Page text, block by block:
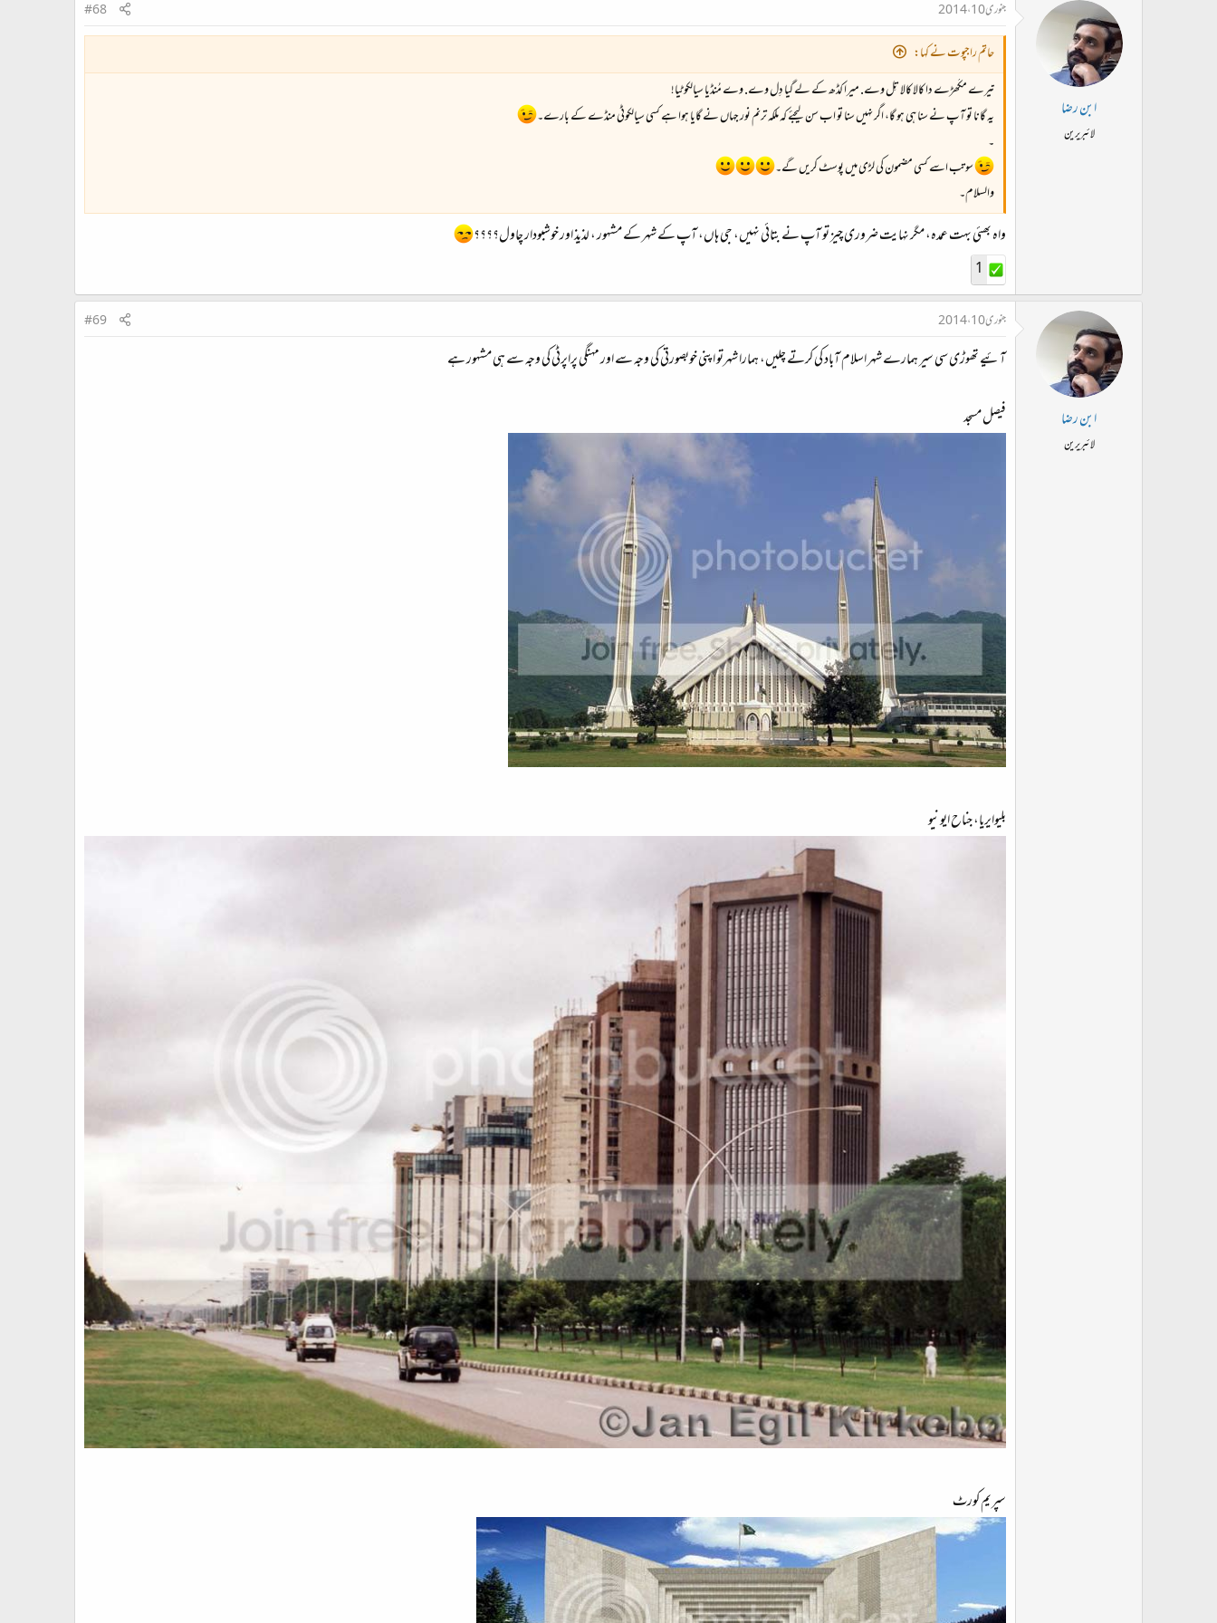
ابن رضا
لائبریرین
جنوری 10، 2014 #68
حاتم راجپوت نے کہا:
تیرے مکُھڑے دا کالا کالا تِل وے. میرا کڈھ کے لے گیا دِل وے. وے مُنڈیا سیالکوٹیا!
یہ گانا تو آپ نے سنا ہی ہو گا، اگر نہیں سنا تو اب سن لیجئے کہ ملکہ ترنم نور جہاں نے گایا ہوا ہے کسی سیالکوٹی منڈے کے بارے۔
۔
سو تب اسے کسی مضمون کی لڑی میں پوسٹ کریں گے۔
والسلام۔
واہ بھئی بہت عمدہ، مگر نہایت ضروری چیز تو آپ نے بتائی نہیں، جی ہاں، آپ کے شہر کے مشہور ، لذیذ اور خوشبودار چاول؟؟؟؟
1
ابن رضا
لائبریرین
جنوری 10، 2014 #69
آئیے تھوڑی سی سیر ہمارے شہر اسلام آباد کی کرتے چلیں، ہمارا شہرتو اپنی خوبصورتی کی وجہ سے اور مہنگی پراپرٹی کی وجہ سے ہی مشہور ہے
فیصل مسجد
بلیوایریا، جناح ایونیو
سپریم کورٹ